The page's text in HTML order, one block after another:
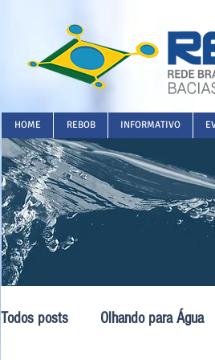
HOME REBOB INFORMATIVO
Todos posts Olhando para Água